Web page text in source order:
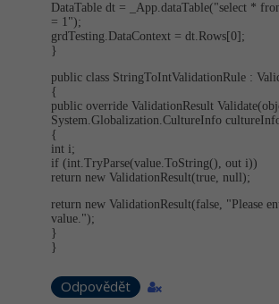
SEO specialista
Fórum
Kurzy e-commerce
Digitální gramotnost
Kurzy designu
Photoshop
Příběhy absolventů
DataTable dt = _App.dataTable("se­lect *
= 1");
grdTesting.Da­taContext = dt.Rows[0];
}
public class StringToIntVa­lidationRule :
{
public override ValidationResult
System.Globali­zation.Culture­Info
{
int i;
if (int.TryParse(va­lue.ToString(), out i))
return new ValidationResul­t(true, null);
return new ValidationResul­t(false, "Please
value.");
}
}
Odpovědět